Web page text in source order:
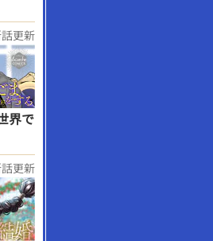
更新
界で
更新